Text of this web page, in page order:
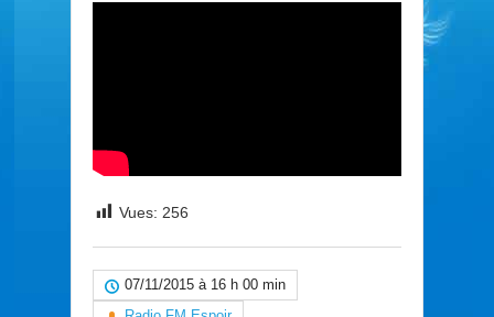
Vues: 256
07/11/2015 à 16 h 00 min